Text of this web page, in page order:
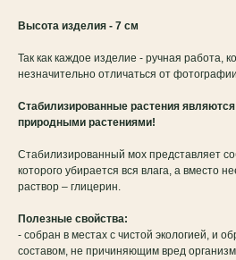
Высота изделия - 7 см
Так как каждое изделие - ручная работа,
незначительно отличаться от фотографии
Стабилизированные растения
природными растениями!
Стабилизированный мох представляет
которого убирается вся влага, а вместо
раствор – глицерин.
Полезные свойства:
- собран в местах с чистой экологией, и
составом, не причиняющим вред